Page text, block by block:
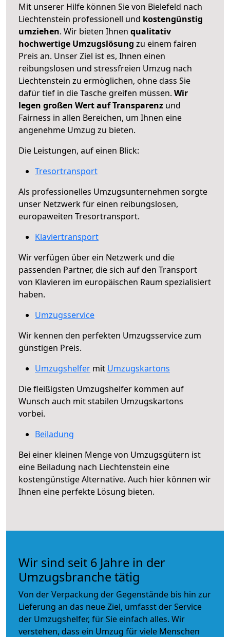
Mit unserer Hilfe können Sie von Bielefeld nach
Liechtenstein professionell und kostengünstig
umziehen. Wir bieten Ihnen qualitativ
hochwertige Umzugslösung zu einem fairen
Preis an. Unser Ziel ist es, Ihnen einen
reibungslosen und stressfreien Umzug nach
Liechtenstein zu ermöglichen, ohne dass Sie
dafür tief in die Tasche greifen müssen. Wir
legen großen Wert auf Transparenz und
Fairness in allen Bereichen, um Ihnen eine
angenehme Umzug zu bieten.
Die Leistungen, auf einen Blick:
Tresortransport
Als professionelles Umzugsunternehmen sorgte
unser Netzwerk für einen reibungslosen,
europaweiten Tresortransport.
Klaviertransport
Wir verfügen über ein Netzwerk und die
passenden Partner, die sich auf den Transport
von Klavieren im europäischen Raum spezialisiert
haben.
Umzugsservice
Wir kennen den perfekten Umzugsservice zum
günstigen Preis.
Umzugshelfer mit Umzugskartons
Die fleißigsten Umzugshelfer kommen auf
Wunsch auch mit stabilen Umzugskartons
vorbei.
Beiladung
Bei einer kleinen Menge von Umzugsgütern ist
eine Beiladung nach Liechtenstein eine
kostengünstige Alternative. Auch hier können wir
Ihnen eine perfekte Lösung bieten.
Wir sind seit 6 Jahre in der
Umzugsbranche tätig
Von der Verpackung der Gegenstände bis hin zur
Lieferung an das neue Ziel, umfasst der Service
der Umzugshelfer, für Sie einfach alles. Wir
verstehen, dass ein Umzug für viele Menschen